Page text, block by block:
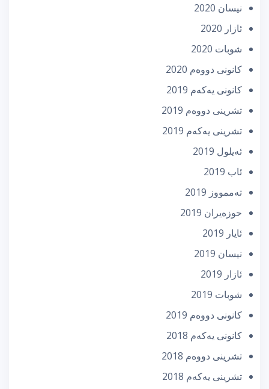
نیسان 2020
ئازار 2020
شوبات 2020
كانونی دووه‌م 2020
كانونی یه‌كه‌م 2019
تشرینی دووه‌م 2019
تشرینی یه‌كه‌م 2019
ئه‌یلول 2019
ئاب 2019
تەممووز 2019
حوزه‌یران 2019
ئایار 2019
نیسان 2019
ئازار 2019
شوبات 2019
كانونی دووه‌م 2019
كانونی یه‌كه‌م 2018
تشرینی دووه‌م 2018
تشرینی یه‌كه‌م 2018